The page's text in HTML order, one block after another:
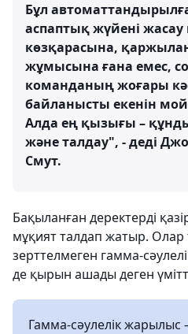
Бұл
аспаптық жүйені
көзқарасына,
жұмысына ғана емес,
команданың жоғары
байланысты екенін
Алда ең қызығы –
және талдау", - деді
Смут.
Бақыланған деректерді
мұқият талдап жатыр. Олар
зерттелмеген гамма-
де қырын ашады деген
Гамма-сәулелік жарылыс